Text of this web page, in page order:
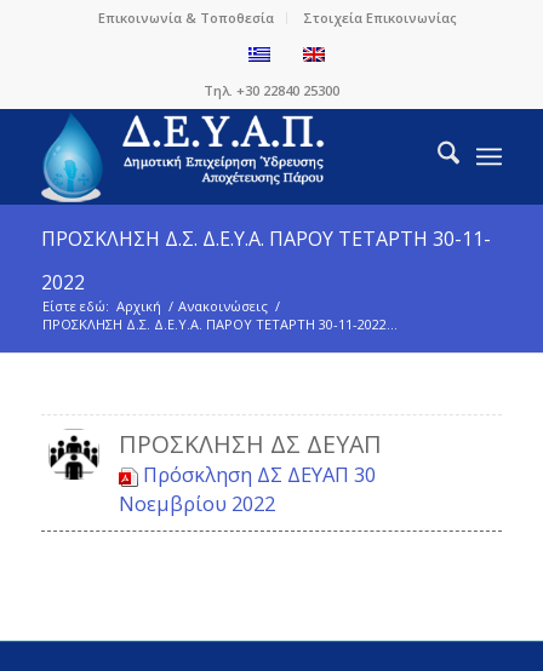
Επικοινωνία & Τοποθεσία Στοιχεία Επικοινωνίας
Τηλ. +30 22840 25300
ΠΡΟΣΚΛΗΣΗ Δ.Σ. Δ.Ε.Υ.Α. ΠΑΡΟΥ ΤΕΤΑΡΤΗ 30-11-
2022
Είστε εδώ: Αρχική / Ανακοινώσεις /
ΠΡΟΣΚΛΗΣΗ Δ.Σ. Δ.Ε.Υ.Α. ΠΑΡΟΥ ΤΕΤΑΡΤΗ 30-11-2022...
ΠΡΌΣΚΛΗΣΗ ΔΣ ΔΕΥΑΠ
Πρόσκληση ΔΣ ΔΕΥΑΠ 30
Νοεμβρίου 2022